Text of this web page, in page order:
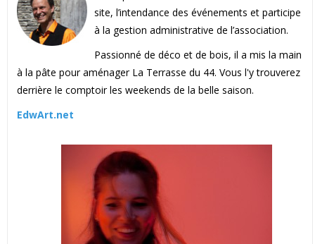
site, l’intendance des événements et participe
à la gestion administrative de l’association.
Passionné de déco et de bois, il a mis la main
à la pâte pour aménager La Terrasse du 44. Vous l'y trouverez
derrière le comptoir les weekends de la belle saison.
EdwArt.net